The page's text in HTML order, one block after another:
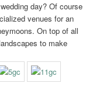
day? Of course
venues for an
On top of all
to make